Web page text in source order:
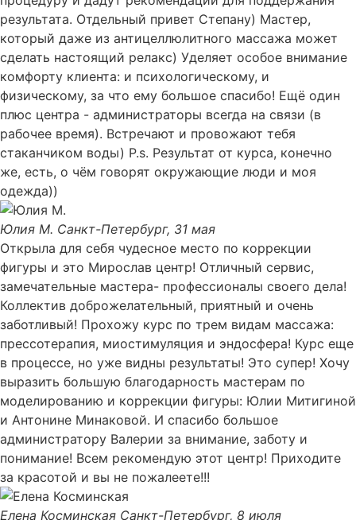
результата. Отдельный привет Степану) Мастер,
который даже из антицеллюлитного массажа может
сделать настоящий релакс) Уделяет особое внимание
комфорту клиента: и психологическому, и
физическому, за что ему большое спасибо! Ещё один
плюс центра - администраторы всегда на связи (в
рабочее время). Встречают и провожают тебя
стаканчиком воды) P.s. Результат от курса, конечно
же, есть, о чём говорят окружающие люди и моя
одежда))
Юлия М. Санкт-Петербург, 31 мая
Открыла для себя чудесное место по коррекции
фигуры и это Мирослав центр! Отличный сервис,
замечательные мастера- профессионалы своего дела!
Коллектив доброжелательный, приятный и очень
заботливый! Прохожу курс по трем видам массажа:
прессотерапия, миостимуляция и эндосфера! Курс еще
в процессе, но уже видны результаты! Это супер! Хочу
выразить большую благодарность мастерам по
моделированию и коррекции фигуры: Юлии Митигиной
и Антонине Минаковой. И спасибо большое
администратору Валерии за внимание, заботу и
понимание! Всем рекомендую этот центр! Приходите
за красотой и вы не пожалеете!!!
Елена Косминская Санкт-Петербург, 8 июля